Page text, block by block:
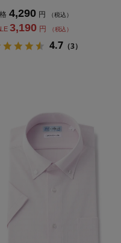
4,290 円 （税込）
3,190 円 （税込）
4.7 （3）